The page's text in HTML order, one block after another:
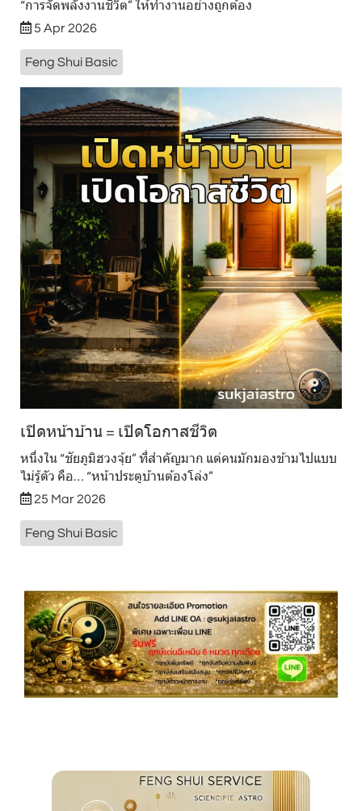
“การจัดพลังงานชีวิต” ให้ทำงานอย่างถูกต้อง
5 Apr 2026
Feng Shui Basic
เปิดหน้าบ้าน = เปิดโอกาสชีวิต
หนึ่งใน “ชัยภูมิฮวงจุ้ย” ที่สำคัญมาก แต่คนมักมองข้ามไปแบบ
ไม่รู้ตัว คือ… “หน้าประตูบ้านต้องโล่ง”
25 Mar 2026
Feng Shui Basic